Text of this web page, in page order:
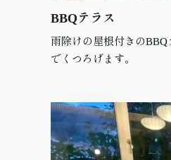
BBQテラス
雨除けの屋根付きの
でくつろげます。